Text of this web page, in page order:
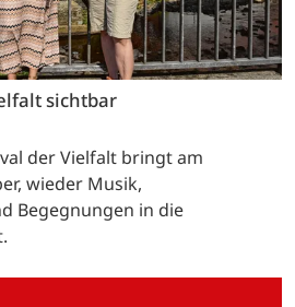
sichtbar
der Vielfalt bringt am
wieder Musik,
Begegnungen in die